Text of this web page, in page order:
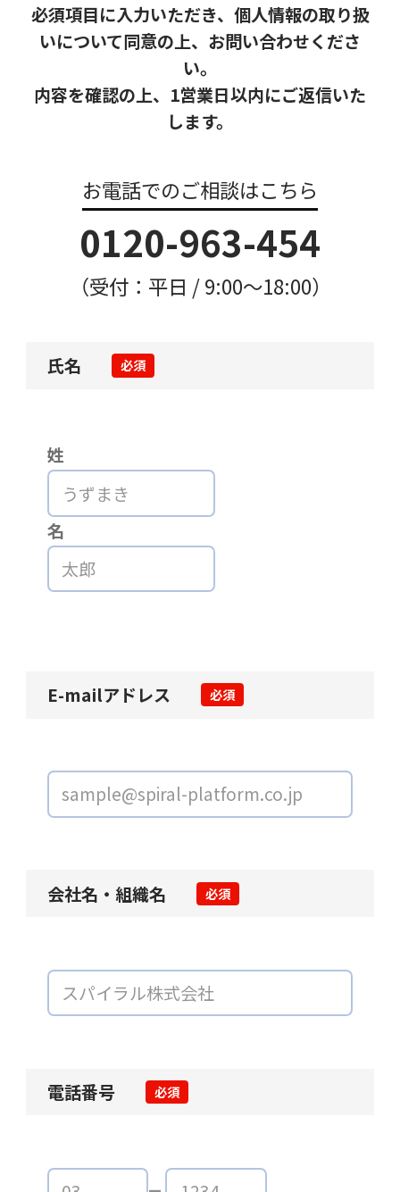
必須項目に入力いただき、個人情報の取り扱
いについて同意の上、お問い合わせくださ
い。
内容を確認の上、1営業日以内にご返信いた
します。
お電話でのご相談はこちら
0120-963-454
（受付：平日 / 9:00〜18:00）
氏名 必須
姓
名
E-mailアドレス 必須
会社名・組織名 必須
電話番号 必須